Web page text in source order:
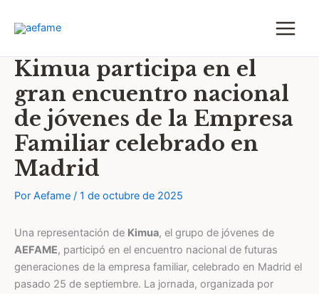
Kimua participa en el
gran encuentro nacional
de jóvenes de la Empresa
Familiar celebrado en
Madrid
Por Aefame / 1 de octubre de 2025
Una representación de Kimua, el grupo de jóvenes de
AEFAME, participó en el encuentro nacional de futuras
generaciones de la empresa familiar, celebrado en Madrid el
pasado 25 de septiembre. La jornada, organizada por